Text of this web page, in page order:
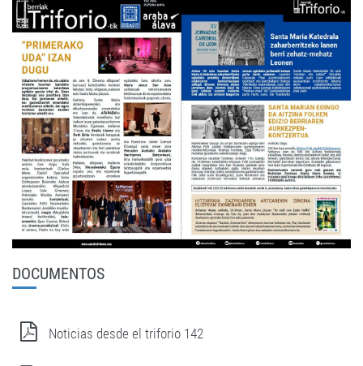
DOCUMENTOS
Noticias desde el triforio 142